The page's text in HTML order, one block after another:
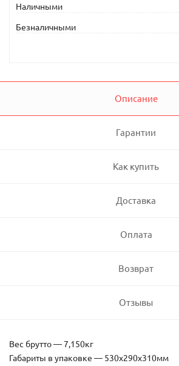
Наличными
Безналичными
Описание
Гарантии
Как купить
Доставка
Оплата
Возврат
Отзывы
Вес брутто — 7,150кг
Габариты в упаковке — 530х290х310мм